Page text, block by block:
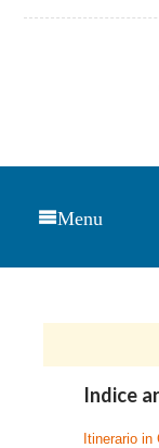
Menu
Indice
Itinerario